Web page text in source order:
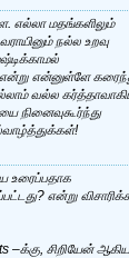
எல்லா மதங்களிலும்
நல்ல உறவு
என்னுள்ளே
வல்ல
நினைவுகூர்ந்து
உரைப்பதாக
என்று
சிறியேன் ஆகிய